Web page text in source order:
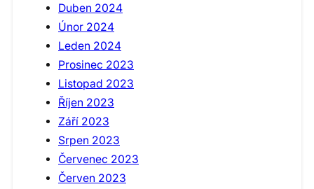
Duben 2024
Únor 2024
Leden 2024
Prosinec 2023
Listopad 2023
Říjen 2023
Září 2023
Srpen 2023
Červenec 2023
Červen 2023